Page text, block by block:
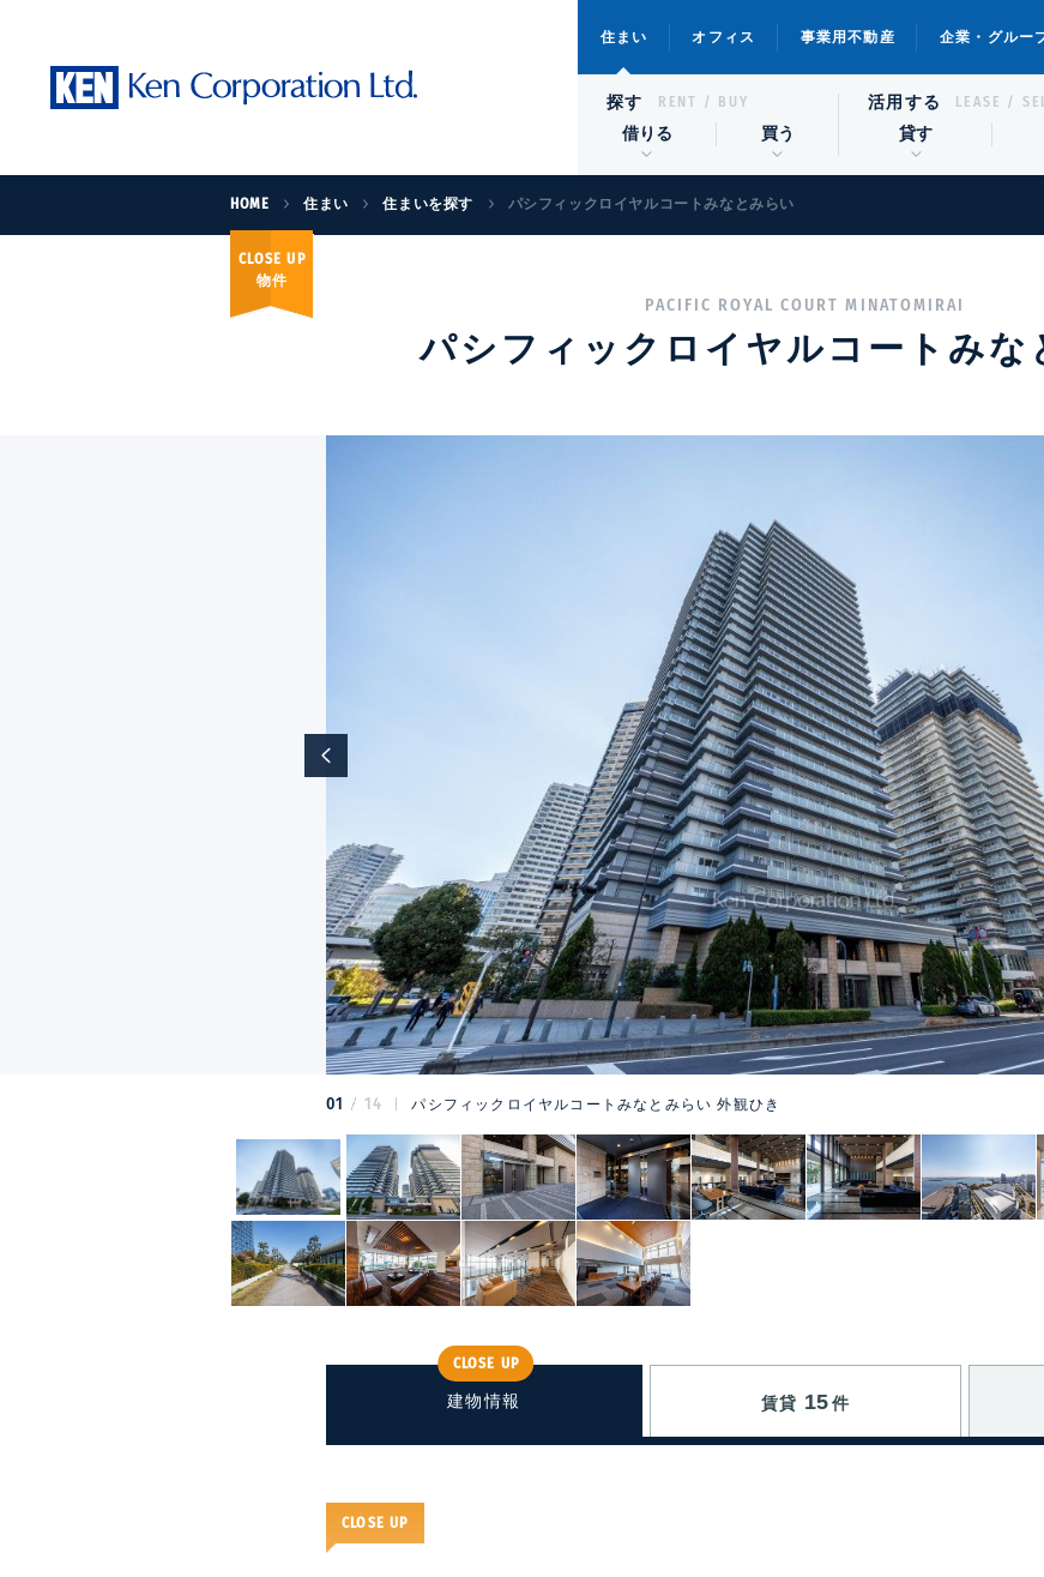
住まい オフィス 事業用不動産 企業・グルー
探す RENT / BUY
借りる 買う
活用する LEASE /
貸す
HOME 住まい 住まいを探す パシフィックロイヤルコートみなとみらい
CLOSE UP
物件
PACIFIC ROYAL COURT MINATOMIRAI
パシフィックロイヤルコートみな
01 14 パシフィックロイヤルコートみなとみらい 外観ひき
CLOSE UP
建物情報 賃貸 15 件
CLOSE UP